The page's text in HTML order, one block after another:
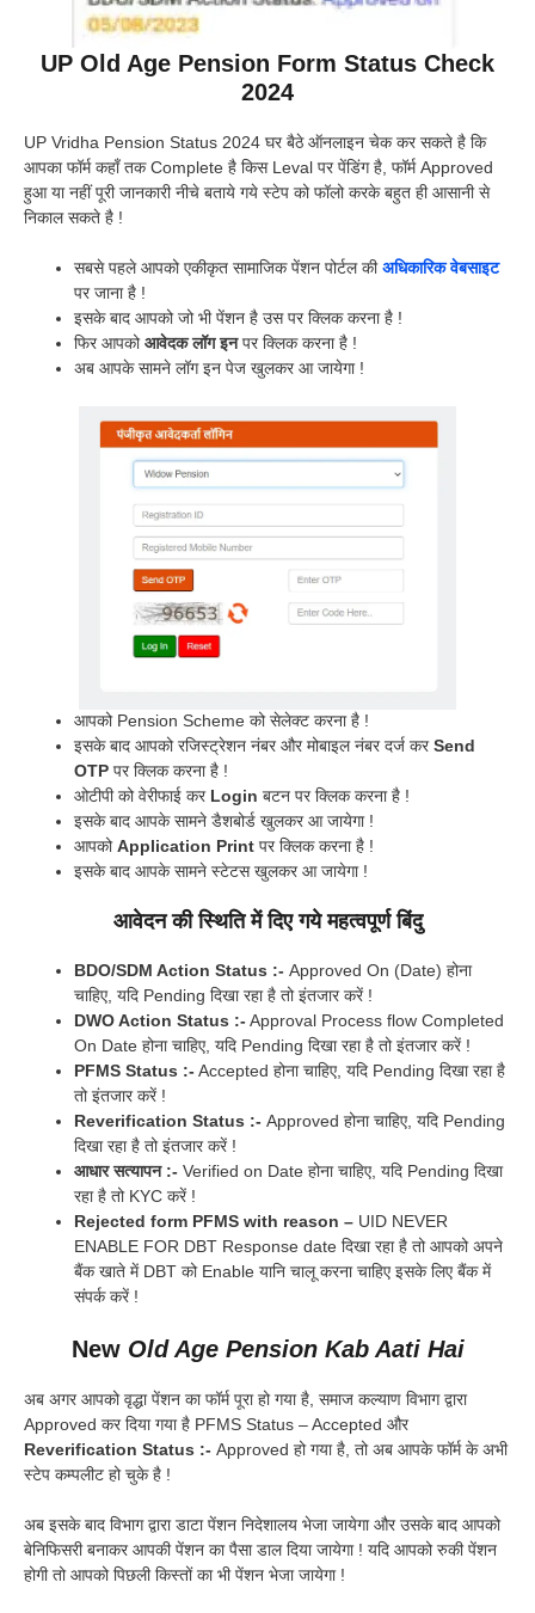
UP Old Age Pension Form Status Check
2024
UP Vridha Pension Status 2024 घर बैठे ऑनलाइन चेक कर सकते है कि
आपका फॉर्म कहाँ तक Complete है किस Leval पर पेंडिंग है, फॉर्म Approved
हुआ या नहीं पूरी जानकारी नीचे बताये गये स्टेप को फॉलो करके बहुत ही आसानी से
निकाल सकते है !
सबसे पहले आपको एकीकृत सामाजिक पेंशन पोर्टल कीअधिकारिक वेबसाइट
पर जाना है !
इसके बाद आपको जो भी पेंशन है उस पर क्लिक करना है !
फिर आपकोआवेदक लॉग इनपर क्लिक करना है !
अब आपके सामने लॉग इन पेज खुलकर आ जायेगा !
आपको Pension Scheme को सेलेक्ट करना है !
इसके बाद आपको रजिस्ट्रेशन नंबर और मोबाइल नंबर दर्ज करSend
OTP पर क्लिक करना है !
ओटीपी को वेरीफाई कर Login बटन पर क्लिक करना है !
इसके बाद आपके सामने डैशबोर्ड खुलकर आ जायेगा !
आपकोApplication Print पर क्लिक करना है !
इसके बाद आपके सामने स्टेटस खुलकर आ जायेगा !
आवेदन की स्थिति में दिए गये महत्वपूर्ण बिंदु
BDO/SDM Action Status :- Approved On (Date) होना
चाहिए, यदि Pending दिखा रहा है तो इंतजार करें !
DWO Action Status :- Approval Process flow Completed
On Date होना चाहिए, यदि Pending दिखा रहा है तो इंतजार करें !
PFMS Status :- Accepted होना चाहिए, यदि Pending दिखा रहा है
तो इंतजार करें !
Reverification Status :- Approved होना चाहिए, यदि Pending
दिखा रहा है तो इंतजार करें !
आधार सत्यापन :- Verified on Date होना चाहिए, यदि Pending दिखा
रहा है तो KYC करें !
Rejected form PFMS with reason – UID NEVER
ENABLE FOR DBT Response date दिखा रहा है तो आपको अपने
बैंक खाते में DBT को Enable यानि चालू करना चाहिए इसके लिए बैंक में
संपर्क करें !
NewOld Age Pension Kab Aati Hai
अब अगर आपको वृद्धा पेंशन का फॉर्म पूरा हो गया है, समाज कल्याण विभाग द्वारा
Approved कर दिया गया है PFMS Status – Accepted और
Reverification Status :- Approved हो गया है, तो अब आपके फॉर्म के अभी
स्टेप कम्पलीट हो चुके है !
अब इसके बाद विभाग द्वारा डाटा पेंशन निदेशालय भेजा जायेगा और उसके बाद आपको
बेनिफिसरी बनाकर आपकी पेंशन का पैसा डाल दिया जायेगा ! यदि आपको रुकी पेंशन
होगी तो आपको पिछली किस्तों का भी पेंशन भेजा जायेगा !